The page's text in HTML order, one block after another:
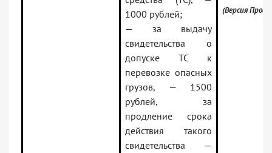
1000 рублей;
— за выдачу
свидетельства о
допуске ТС к
перевозке опасных
грузов, — 1500
рублей, за
продление срока
действия такого
свидетельства —
(Версия Проф)